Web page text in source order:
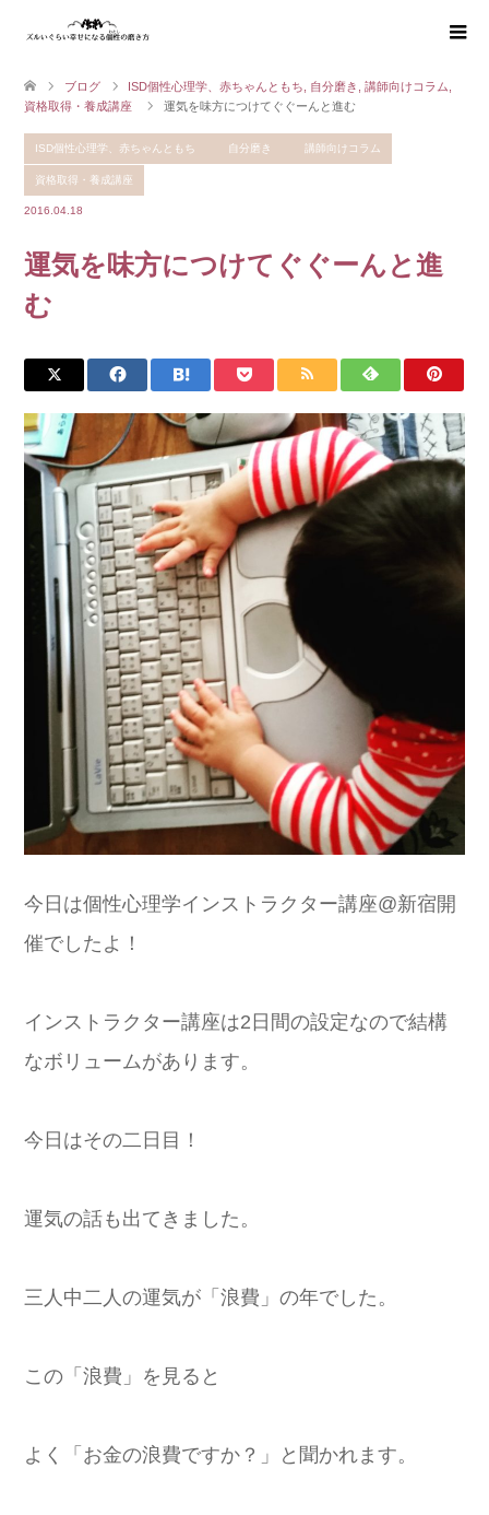
ブログ ISD個性心理学、赤ちゃんともち 自分磨き 講師向けコラム
資格取得・養成講座
運気を味方につけてぐぐーんと進む
ISD個性心理学、赤ちゃんともち 自分磨き 講師向けコラム
資格取得・養成講座
2016.04.18
運気を味方につけてぐぐーんと進
む
今日は個性心理学インストラクター講座@新宿開
催でしたよ！
インストラクター講座は2日間の設定なので結構
なボリュームがあります。
今日はその二日目！
運気の話も出てきました。
三人中二人の運気が「浪費」の年でした。
この「浪費」を見ると
よく「お金の浪費ですか？」と聞かれます。